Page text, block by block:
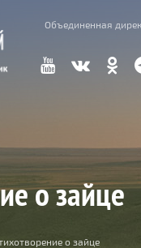
Объединенная
о зайце
о зайце